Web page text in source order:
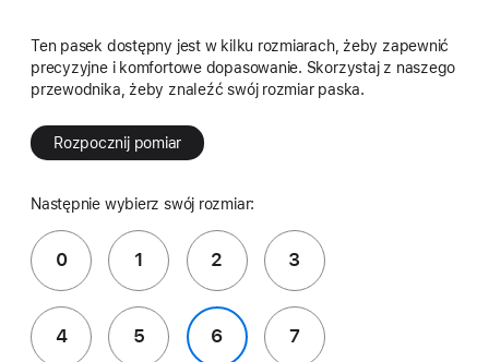
Ten pasek dostępny jest w kilku rozmiarach, żeby zapewnić
precyzyjne i komfortowe dopasowanie. Skorzystaj z naszego
przewodnika, żeby znaleźć swój rozmiar paska.
Rozpocznij pomiar
Następnie wybierz swój rozmiar:
0 1 2 3
4 5 6 7